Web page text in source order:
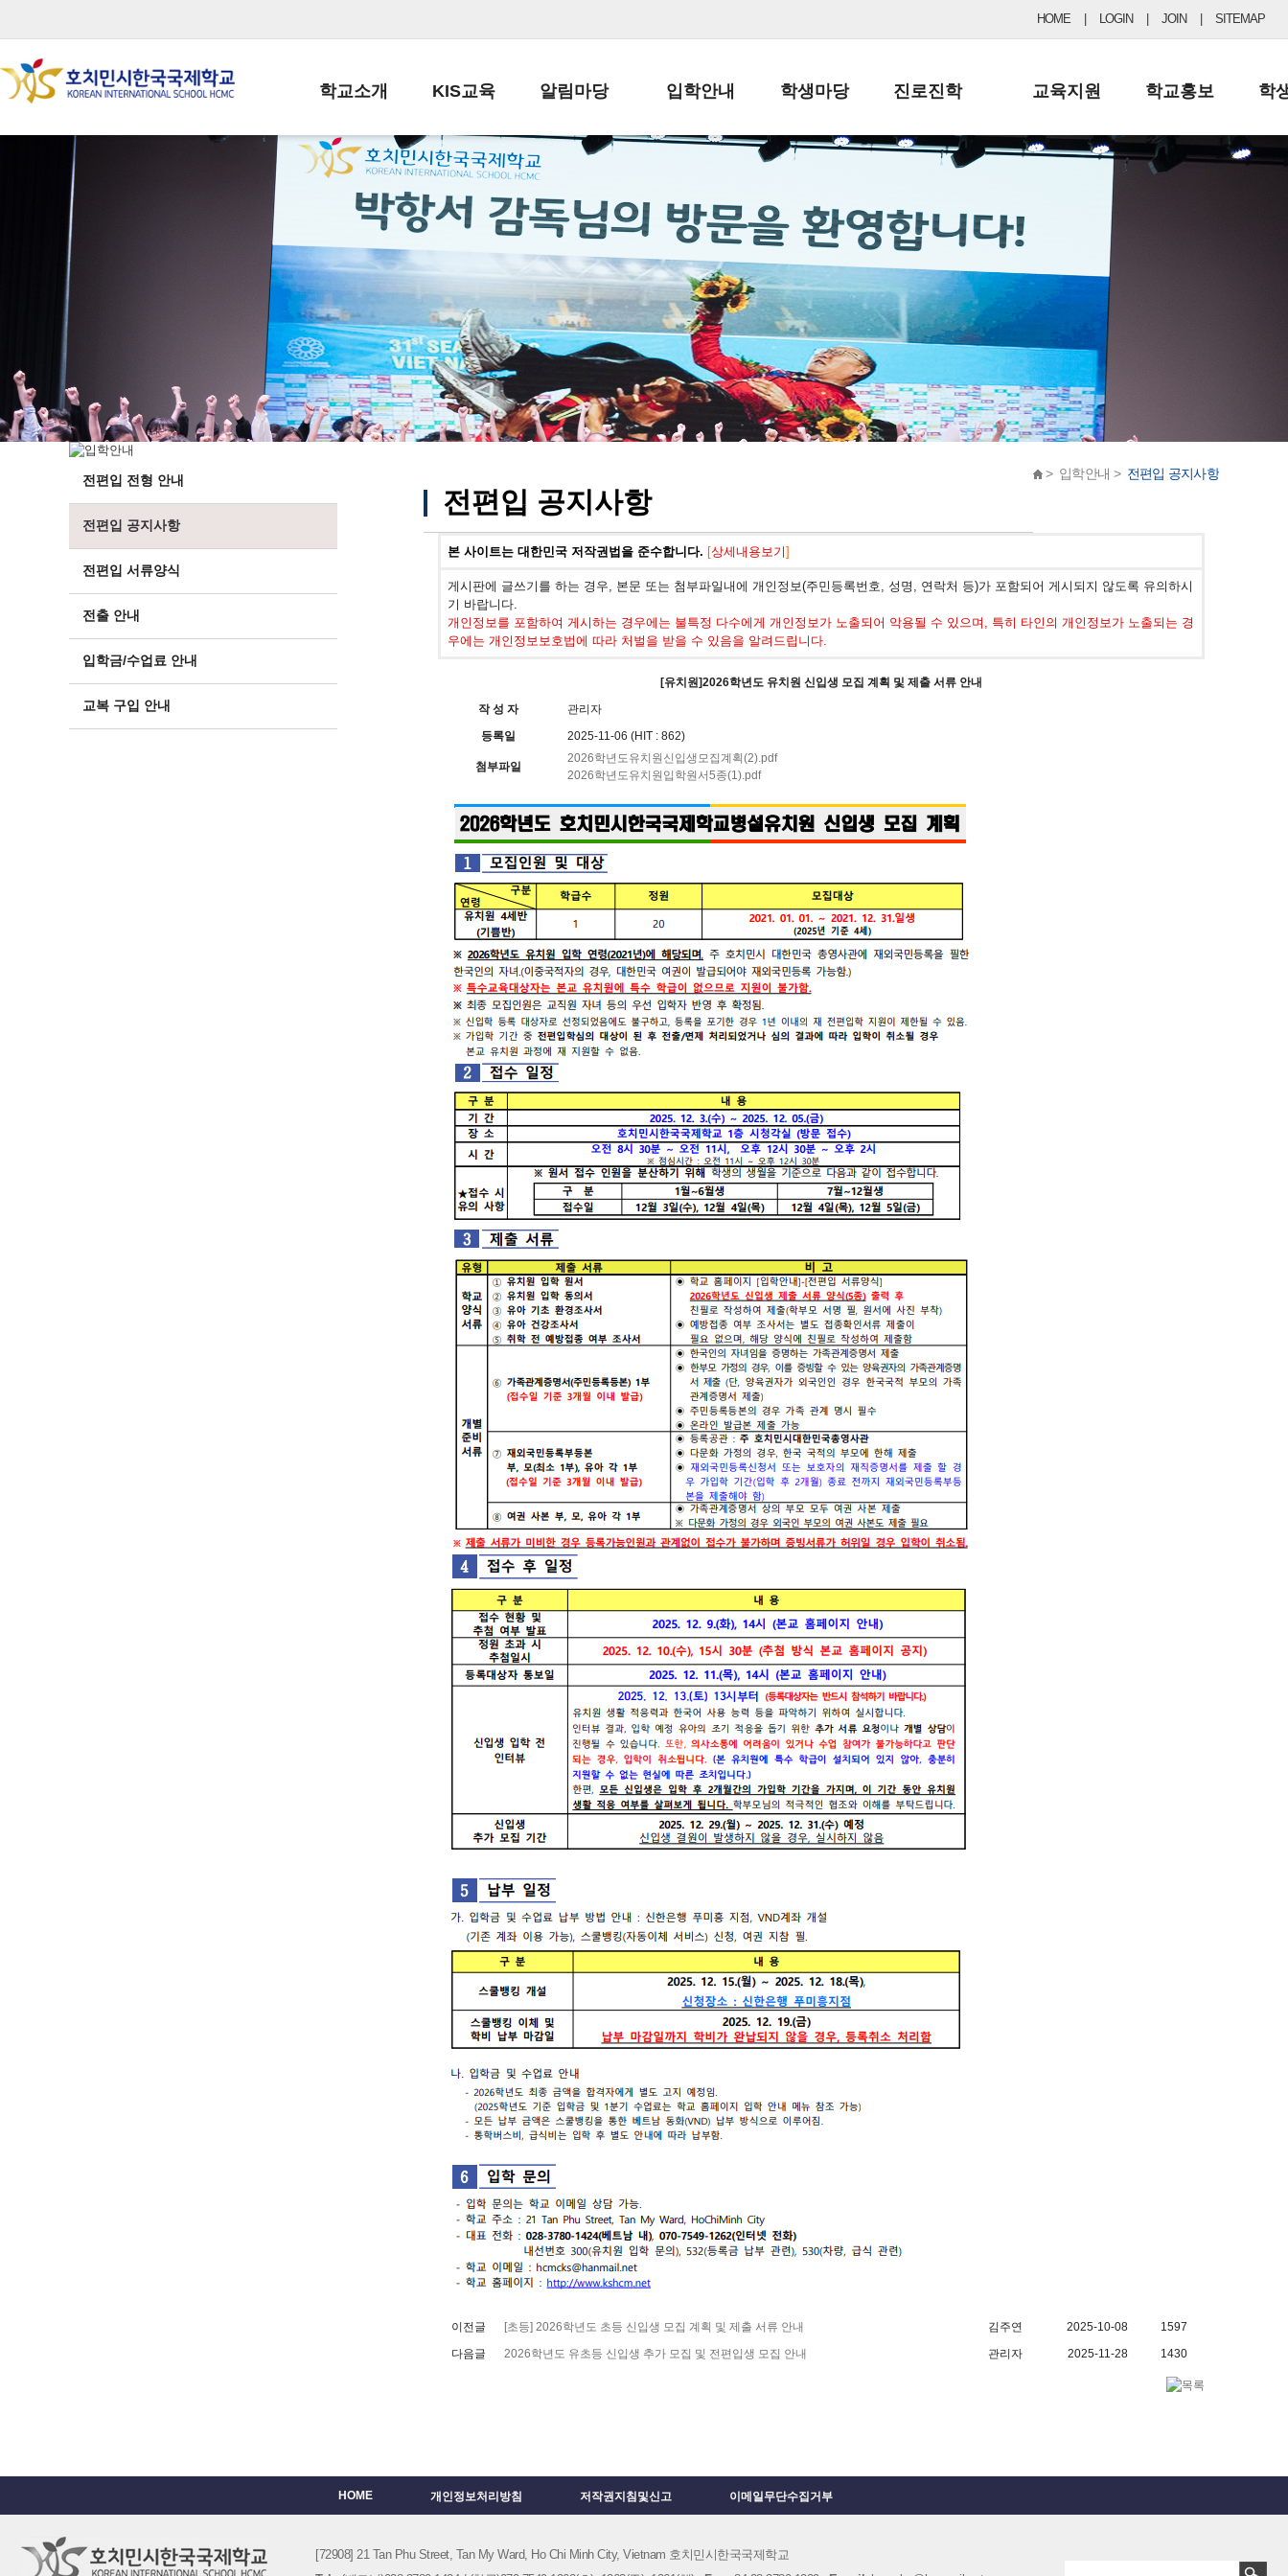
HOME LOGIN JOIN SITEMAP
학교소개
학교장인사말
학교상징
학교연혁
교직원현황
학생현황
위치/전화
전경사진
KIS교육
교육목표
학사일정
일과시간표
성과평가자료
알림마당
공지사항
납부금 안내
스쿨버스 운행 안내
급식안내
서식자료실
학부모방
정기고사 기출문제
입학안내
전-편입 서류양식
입학금/수업료
교복구입안내
학생마당
학생생활규정
학교신문
자율진로동아리
유초등 소식지
진로진학
공지사항 및 입시자료
드림레터
교육지원
행정실
학교운영위원회
학교건축기금
학교홍보
보도자료
학
전편입 전형 안내
전편입 공지사항
전편입 서류양식
전출 안내
입학금/수업료 안내
교복 구입 안내
> 입학안내 > 전편입 공지사항
전편입 공지사항
본 사이트는 대한민국 저작권법을 준수합니다. [상세내용보기]
게시판에 글쓰기를 하는 경우, 본문 또는 첨부파일내에 개인정보(주민등록번호, 성명, 연락처 등)가 포함되어 게시되지 않도록 유의하시
기 바랍니다.
개인정보를 포함하여 게시하는 경우에는 불특정 다수에게 개인정보가 노출되어 악용될 수 있으며, 특히 타인의 개인정보가 노출되는 경
우에는 개인정보보호법에 따라 처벌을 받을 수 있음을 알려드립니다.
[유치원]2026학년도 유치원 신입생 모집 계획 및 제출 서류 안내
작 성 자
관리자
등록일
2025-11-06 (HIT : 862)
첨부파일
2026학년도유치원신입생모집계획(2).pdf
2026학년도유치원입학원서5종(1).pdf
이전글 [초등] 2026학년도 초등 신입생 모집 계획 및 제출 서류 안내 김주연 2025-10-08
1597
다음글
2026학년도 유초등 신입생 추가 모집 및 전편입생 모집 안내 관리자 2025-11-28 1430
HOME 개인정보처리방침 저작권지침및신고 이메일무단수집거부
[72908] 21 Tan Phu Street, Tan My Ward, Ho Chi Minh City, Vietnam 호치민시한국국제학교